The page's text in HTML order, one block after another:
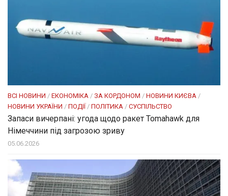
ВСІ НОВИНИ / ЕКОНОМІКА / ЗА КОРДОНОМ / НОВИНИ КИЄВА /
НОВИНИ УКРАЇНИ / ПОДІЇ/ ПОЛІТИКА / СУСПІЛЬСТВО
Запаси вичерпані: угода щодо ракет Tomahawk для
Німеччини під загрозою зриву
05.06.2026